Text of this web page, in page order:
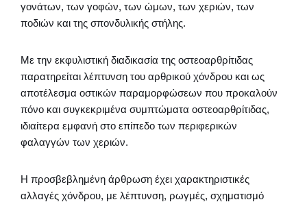
γονάτων, των γοφών, των ώμων, των χεριών, των
ποδιών και της σπονδυλικής στήλης.
Με την εκφυλιστική διαδικασία της οστεοαρθρίτιδας
παρατηρείται λέπτυνση του αρθρικού χόνδρου και ως
αποτέλεσμα οστικών παραμορφώσεων που προκαλούν
πόνο και συγκεκριμένα συμπτώματα οστεοαρθρίτιδας,
ιδιαίτερα εμφανή στο επίπεδο των περιφερικών
φαλαγγών των χεριών.
Η προσβεβλημένη άρθρωση έχει χαρακτηριστικές
αλλαγές χόνδρου, με λέπτυνση, ρωγμές, σχηματισμό